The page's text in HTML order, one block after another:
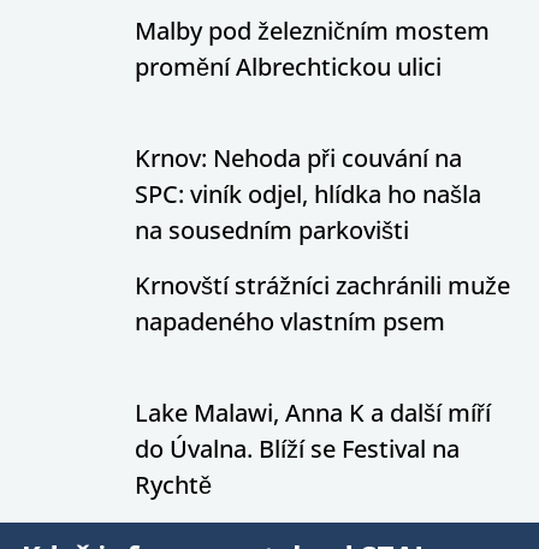
Malby pod železničním mostem
promění Albrechtickou ulici
Krnov: Nehoda při couvání na
SPC: viník odjel, hlídka ho našla
na sousedním parkovišti
Krnovští strážníci zachránili muže
napadeného vlastním psem
Lake Malawi, Anna K a další míří
do Úvalna. Blíží se Festival na
Rychtě